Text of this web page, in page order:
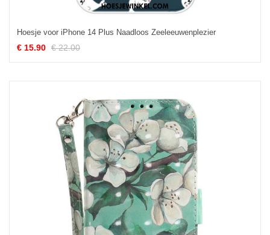
Hoesje voor iPhone 14 Plus Naadloos Zeeleeuwenplezier
€ 15.90 € 22.00